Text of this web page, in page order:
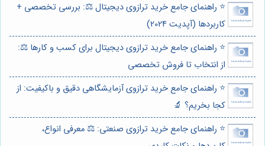
⭐️ راهنمای جامع خرید ترازوی دیجیتال ⚖️: بررسی تخصصی +
کاربردها (آپدیت 2024)
⭐️ راهنمای جامع خرید ترازوی دیجیتال برای کسب و کارها ⚖️:
از انتخاب تا فروش تخصصی
⭐️ راهنمای جامع خرید ترازوی آزمایشگاهی دقیق و باکیفیت: از
کجا بخریم؟ 🔬
⭐️ راهنمای جامع خرید ترازوی صنعتی: ⚖️ معرفی انواع،